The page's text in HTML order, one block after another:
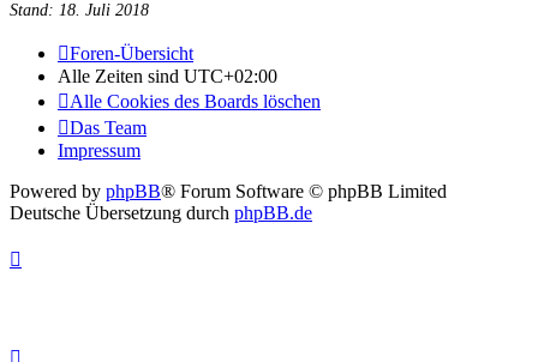
Stand: 18. Juli 2018
Foren-Übersicht
Alle Zeiten sind UTC+02:00
Alle Cookies des Boards löschen
Das Team
Impressum
Powered by phpBB® Forum Software © phpBB Limited
Deutsche Übersetzung durch phpBB.de